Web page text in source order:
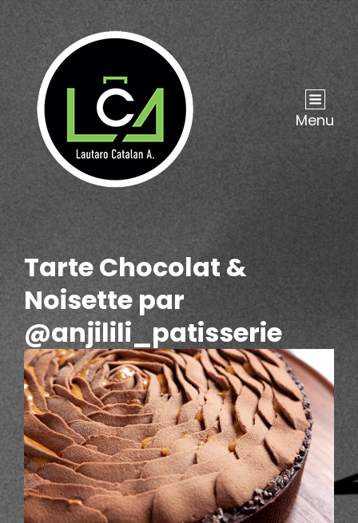
Menu
Tarte Chocolat &
Noisette par
@anjilili_patisserie